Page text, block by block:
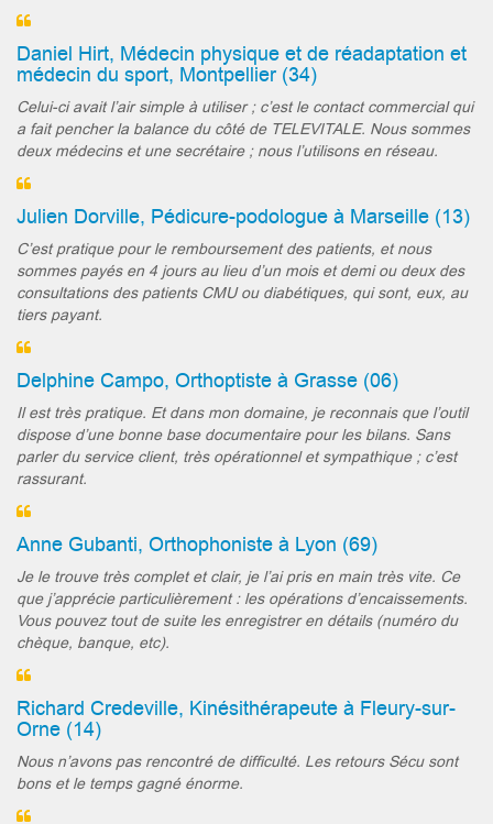
Daniel Hirt, Médecin physique et de réadaptation et
médecin du sport, Montpellier (34)
Celui-ci avait l’air simple à utiliser ; c’est le contact commercial qui
a fait pencher la balance du côté de TELEVITALE. Nous sommes
deux médecins et une secrétaire ; nous l’utilisons en réseau.
Julien Dorville, Pédicure-podologue à Marseille (13)
C’est pratique pour le remboursement des patients, et nous
sommes payés en 4 jours au lieu d’un mois et demi ou deux des
consultations des patients CMU ou diabétiques, qui sont, eux, au
tiers payant.
Delphine Campo, Orthoptiste à Grasse (06)
Il est très pratique. Et dans mon domaine, je reconnais que l’outil
dispose d’une bonne base documentaire pour les bilans. Sans
parler du service client, très opérationnel et sympathique ; c’est
rassurant.
Anne Gubanti, Orthophoniste à Lyon (69)
Je le trouve très complet et clair, je l’ai pris en main très vite. Ce
que j’apprécie particulièrement : les opérations d’encaissements.
Vous pouvez tout de suite les enregistrer en détails (numéro du
chèque, banque, etc).
Richard Credeville, Kinésithérapeute à Fleury-sur-
Orne (14)
Nous n’avons pas rencontré de difficulté. Les retours Sécu sont
bons et le temps gagné énorme.